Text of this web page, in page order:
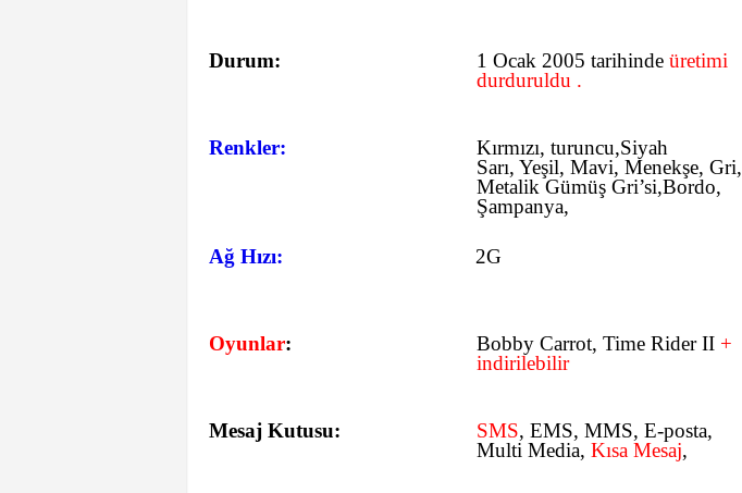
Durum: 1 Ocak 2005 tarihinde üretimi
durduruldu .
Renkler:
Kırmızı, turuncu,Siyah
Sarı, Yeşil, Mavi, Menekşe, Gri,
Metalik Gümüş Gri’si,Bordo,
Şampanya,
Ağ Hızı: 2G
Oyunlar: Bobby Carrot, Time Rider II +
indirilebilir
Mesaj Kutusu: SMS, EMS, MMS, E-posta,
Multi Media, Kısa Mesaj,